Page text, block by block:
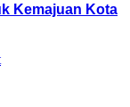
Kemajuan Kota